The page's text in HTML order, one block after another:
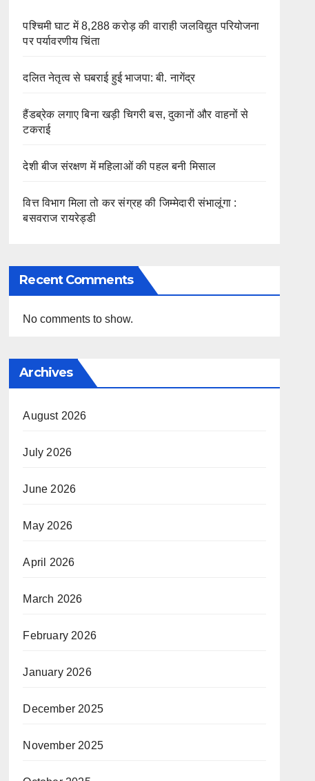
पश्चिमी घाट में 8,288 करोड़ की वाराही जलविद्युत परियोजना
पर पर्यावरणीय चिंता
दलित नेतृत्व से घबराई हुई भाजपा: बी. नागेंद्र
हैंडब्रेक लगाए बिना खड़ी चिगरी बस, दुकानों और वाहनों से
टकराई
देशी बीज संरक्षण में महिलाओं की पहल बनी मिसाल
वित्त विभाग मिला तो कर संग्रह की जिम्मेदारी संभालूंगा :
बसवराज रायरेड्डी
Recent Comments
No comments to show.
Archives
August 2026
July 2026
June 2026
May 2026
April 2026
March 2026
February 2026
January 2026
December 2025
November 2025